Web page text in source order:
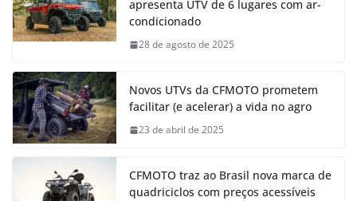
apresenta UTV de 6 lugares com ar-
condicionado
28 de agosto de 2025
Novos UTVs da CFMOTO prometem
facilitar (e acelerar) a vida no agro
23 de abril de 2025
CFMOTO traz ao Brasil nova marca de
quadriciclos com preços acessíveis